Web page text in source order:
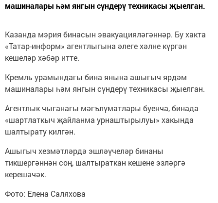
машиналары һәм янгын сүндерү техникасы җыелган.
Казанда мэрия бинасын эвакуацияләгәннәр. Бу хакта
«Татар-информ» агентлыгына әлеге хәлне күргән
кешеләр хәбәр итте.
Кремль урамындагы бина янына ашыгыч ярдәм
машиналары һәм янгын сүндерү техникасы җыелган.
Агентлык чыганагы мәгълүматлары буенча, бинада
«шартлаткыч җайланма урнаштырылуы» хакында
шалтырату килгән.
Ашыгыч хезмәтләрдә эшләүчеләр бинаны
тикшергәннән соң, шалтыраткан кешене эзләргә
керешәчәк.
Фото: Елена Саляхова